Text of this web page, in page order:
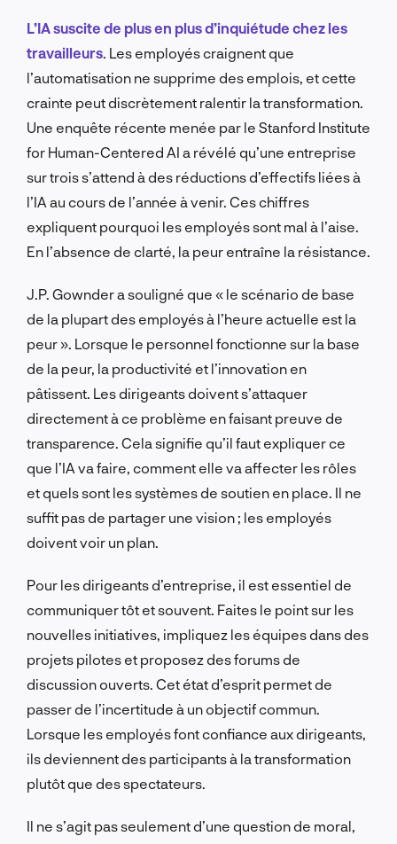
L’IA suscite de plus en plus d’inquiétude chez les
travailleurs . Les employés craignent que
l’automatisation ne supprime des emplois, et cette
crainte peut discrètement ralentir la transformation.
Une enquête récente menée par le Stanford Institute
for Human-Centered AI a révélé qu’une entreprise
sur trois s’attend à des réductions d’effectifs liées à
l’IA au cours de l’année à venir. Ces chiffres
expliquent pourquoi les employés sont mal à l’aise.
En l’absence de clarté, la peur entraîne la résistance.
J.P. Gownder a souligné que « le scénario de base
de la plupart des employés à l’heure actuelle est la
peur ». Lorsque le personnel fonctionne sur la base
de la peur, la productivité et l’innovation en
pâtissent. Les dirigeants doivent s’attaquer
directement à ce problème en faisant preuve de
transparence. Cela signifie qu’il faut expliquer ce
que l’IA va faire, comment elle va affecter les rôles
et quels sont les systèmes de soutien en place. Il ne
suffit pas de partager une vision ; les employés
doivent voir un plan.
Pour les dirigeants d’entreprise, il est essentiel de
communiquer tôt et souvent. Faites le point sur les
nouvelles initiatives, impliquez les équipes dans des
projets pilotes et proposez des forums de
discussion ouverts. Cet état d’esprit permet de
passer de l’incertitude à un objectif commun.
Lorsque les employés font confiance aux dirigeants,
ils deviennent des participants à la transformation
plutôt que des spectateurs.
Il ne s’agit pas seulement d’une question de moral,